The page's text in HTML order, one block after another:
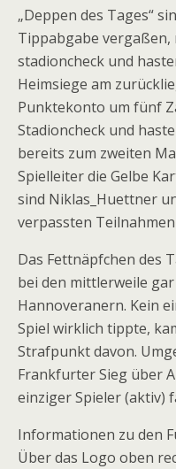
„Deppen des Tages“
Tippabgabe vergaßen,
stadioncheck und
Heimsiege am
Punktekonto um fünf
Stadioncheck und
bereits zum zweiten
Spielleiter die Gelbe
sind Niklas_Huettner
verpassten
Das Fettnäpfchen des
bei den mittlerweile
Hannoveranern. Kein
Spiel wirklich tippte,
Strafpunkt davon.
Frankfurter Sieg über
einziger Spieler (aktiv)
Informationen zu den
Über das Logo oben